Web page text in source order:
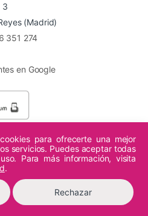
3
(Madrid)
351 274
en Google
los derechos reservados.
para ofrecerte una mejor
servicios. Puedes aceptar todas
Para más información, visita
.
Rechazar